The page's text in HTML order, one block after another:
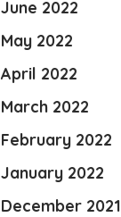
June 2022
May 2022
April 2022
March 2022
February 2022
January 2022
December 2021